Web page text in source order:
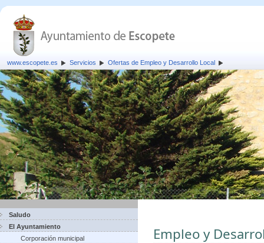
www.escopete.es Servicios Ofertas de Empleo y Desarrollo Local
Saludo
El Ayuntamiento
Corporación municipal
Empleo y